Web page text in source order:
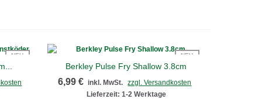
NEU NEU
Schnellansicht
Berkley Pulse Fry Shallow 3.8cm
6,99 € inkl. MwSt.
zzgl. Versandkosten
Lieferzeit: 1-2 Werktage